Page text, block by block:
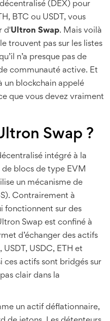
(DEX) pour
BTC ou USDT, vous
d'Ultron Swap. Mais voilà
trouvent pas sur les listes
n’a presque pas de
communauté active. Et
un blockchain appelé
que vous devez vraiment
Swap ?
intégré à la
blocs de type EVM
un mécanisme de
Contrairement à
fonctionnent sur des
Swap est confiné à
d’échanger des actifs
USDC, ETH et
ces actifs sont bridgés sur
clair dans la
un actif déflationnaire,